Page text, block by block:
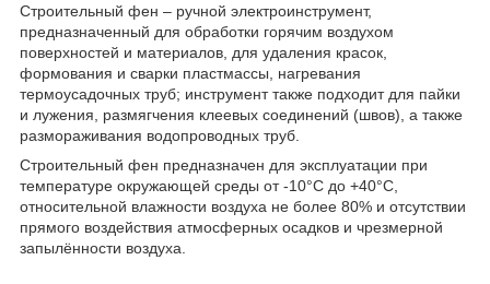
Строительный фен – ручной электроинструмент,
предназначенный для обработки горячим воздухом
поверхностей и материалов, для удаления красок,
формования и сварки пластмассы, нагревания
термоусадочных труб; инструмент также подходит для пайки
и лужения, размягчения клеевых соединений (швов), а также
размораживания водопроводных труб.
Строительный фен предназначен для эксплуатации при
температуре окружающей среды от -10°С до +40°С,
относительной влажности воздуха не более 80% и отсутствии
прямого воздействия атмосферных осадков и чрезмерной
запылённости воздуха.